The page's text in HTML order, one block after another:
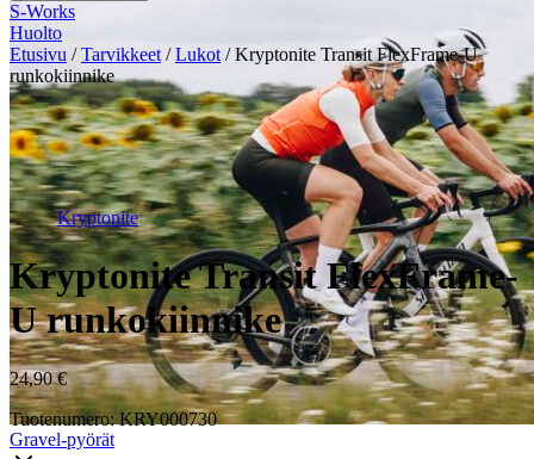
Gravel-pyörät
S-Works
Huolto
Etusivu /Tarvikkeet /Lukot / Kryptonite Transit FlexFrame-U
runkokiinnike
Suurenna kuva
Kryptonite
Kryptonite Transit FlexFrame-
U runkokiinnike
24,90€
Tuotenumero: KRY000730